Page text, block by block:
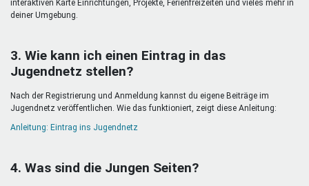
interaktiven Karte Einrichtungen, Projekte, Ferienfreizeiten und vieles mehr in
deiner Umgebung.
3. Wie kann ich einen Eintrag in das
Jugendnetz stellen?
Nach der Registrierung und Anmeldung kannst du eigene Beiträge im
Jugendnetz veröffentlichen. Wie das funktioniert, zeigt diese Anleitung:
Anleitung: Eintrag ins Jugendnetz
4. Was sind die Jungen Seiten?